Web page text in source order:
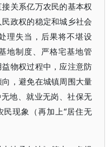
关系亿万农民的基本权
政权的稳定和城乡社会
理失当，后果将不堪设
地制度、严格宅基地管
物权过程中，应注意防
，避免在城镇周围大量
地、就业无岗、社保无
民现象（再加上“居住无